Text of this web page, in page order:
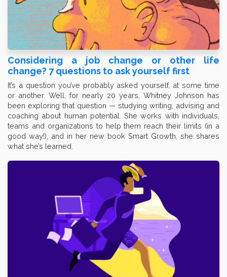
Considering a job change or other life
change? 7 questions to ask yourself first
It’s a question you’ve probably asked yourself, at some time
or another. Well, for nearly 20 years, Whitney Johnson has
been exploring that question — studying writing, advising and
coaching about human potential. She works with individuals,
teams and organizations to help them reach their limits (in a
good way!), and in her new book Smart Growth, she shares
what she’s learned.